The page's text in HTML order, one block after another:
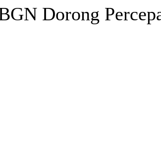
Dorong